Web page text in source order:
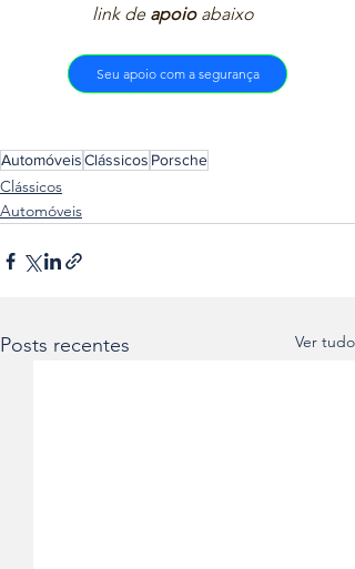
link de apoio abaixo
Seu apoio com a segurança
AutomóveisClássicos Porsche
Clássicos
Automóveis
Posts recentes Ver tudo